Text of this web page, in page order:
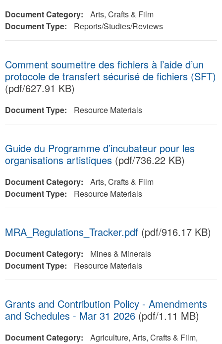
Document Category:
Arts, Crafts & Film
Document Type:
Reports/Studies/Reviews
Comment soumettre des fichiers à l’aide d’un
protocole de transfert sécurisé de fichiers (SFT)
(pdf/627.91 KB)
Document Type: Resource Materials
Guide du Programme d’incubateur pour les
organisations artistiques (pdf/736.22 KB)
Document Category:
Arts, Crafts & Film
Document Type:
Resource Materials
MRA_Regulations_Tracker.pdf (pdf/916.17 KB)
Document Category:
Mines & Minerals
Document Type:
Resource Materials
Grants and Contribution Policy - Amendments
and Schedules - Mar 31 2026(pdf/1.11 MB)
Document Category:
Agriculture, Arts, Crafts & Film,